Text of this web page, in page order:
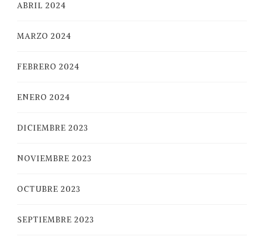
ABRIL 2024
MARZO 2024
FEBRERO 2024
ENERO 2024
DICIEMBRE 2023
NOVIEMBRE 2023
OCTUBRE 2023
SEPTIEMBRE 2023